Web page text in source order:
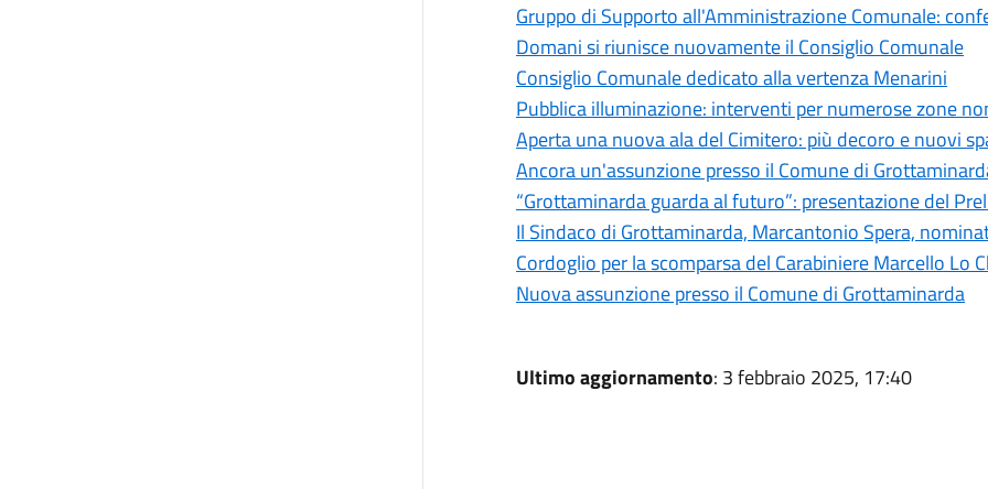
Gruppo di Supporto all'Amministrazione Comunale:
Domani si riunisce nuovamente il Consiglio Comunale
Consiglio Comunale dedicato alla vertenza Menarini
Pubblica illuminazione: interventi per numerose zone
Aperta una nuova ala del Cimitero: più decoro e nuovi
Ancora un'assunzione presso il Comune di
“Grottaminarda guarda al futuro”: presentazione del
Il Sindaco di Grottaminarda, Marcantonio Spera,
Cordoglio per la scomparsa del Carabiniere Marcello Lo
Nuova assunzione presso il Comune di Grottaminarda
Ultimo aggiornamento: 3 febbraio 2025, 17:40